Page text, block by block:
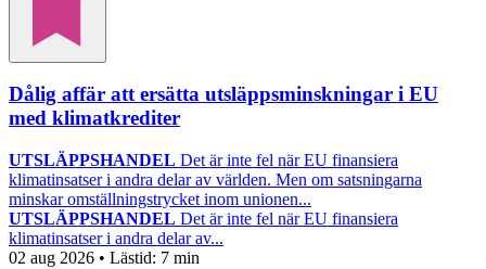
Dålig affär att ersätta utsläppsminskningar i EU
med klimatkrediter
UTSLÄPPSHANDEL Det är inte fel när EU finansiera
klimatinsatser i andra delar av världen. Men om satsningarna
minskar omställningstrycket inom unionen...
UTSLÄPPSHANDEL Det är inte fel när EU finansiera
klimatinsatser i andra delar av...
02 aug 2026 • Lästid: 7 min